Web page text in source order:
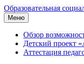
Образовательная
Меню
Обзор
Детский проект
Аттестация